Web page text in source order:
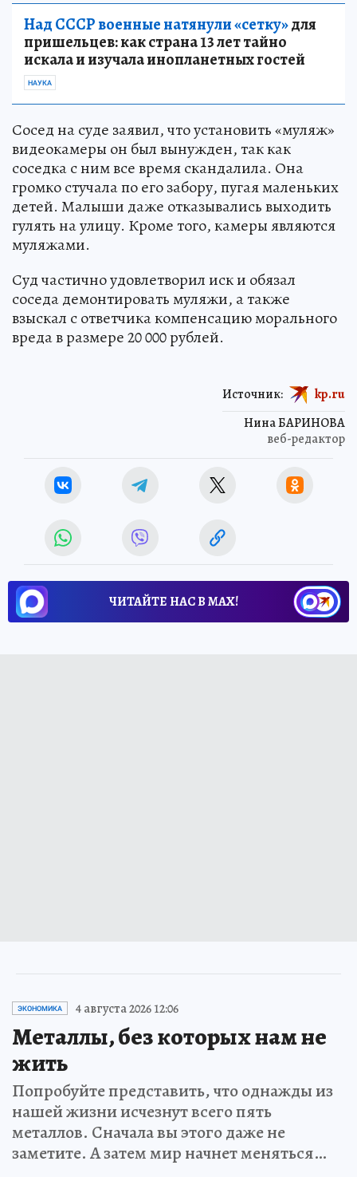
Над СССР военные натянули «сетку»для
пришельцев: как страна 13 лет тайно
искала и изучала инопланетных гостей
НАУКА
Сосед на суде заявил, что установить «муляж»
видеокамеры он был вынужден, так как
соседка с ним все время скандалила. Она
громко стучала по его забору, пугая маленьких
детей. Малыши даже отказывались выходить
гулять на улицу. Кроме того, камеры являются
муляжами.
Суд частично удовлетворил иск и обязал
соседа демонтировать муляжи, а также
взыскал с ответчика компенсацию морального
вреда в размере 20 000 рублей.
Нина БАРИНОВА
веб-редактор
Источник: kp.ru
ЧИТАЙТЕ НАС В МАХ!
ЭКОНОМИКА 4 августа 2026 12:06
Металлы, без которых нам не
жить
Попробуйте представить, что однажды из
нашей жизни исчезнут всего пять
металлов. Сначала вы этого даже не
заметите. А затем мир начнет меняться…